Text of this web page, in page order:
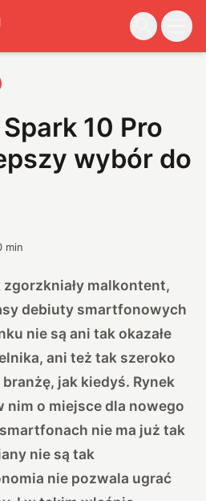
10 Pro
wybór do
min
malkontent,
debiuty smartfonowych
nie są ani tak okazałe
ani też tak szeroko
jak kiedyś. Rynek
nim o miejsce dla nowego
nie ma już tak
nie są tak
nie pozwala ugrać